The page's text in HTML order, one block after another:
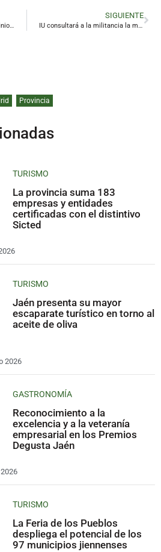
Detenidos por el robo de aluminio en una empresa de La Carolina
SIGUIENTE
IU consultará a la militancia la moción de censura propuesta por el PSOE
Provincia
TURISMO
La provincia suma 183
empresas y entidades
certificadas con el distintivo
Sicted
TURISMO
Jaén presenta su mayor
escaparate turístico en torno al
aceite de oliva
2026
GASTRONOMÍA
Reconocimiento a la
excelencia y a la veteranía
empresarial en los Premios
Degusta Jaén
TURISMO
La Feria de los Pueblos
despliega el potencial de los
97 municipios jiennenses